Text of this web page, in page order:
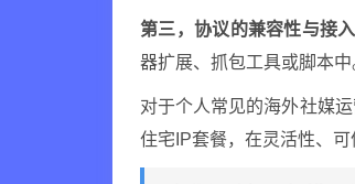
第三，协议的兼容性与接入
器扩展、抓包工具或脚本
对于个人常见的海外社媒
住宅IP套餐，在灵活性、